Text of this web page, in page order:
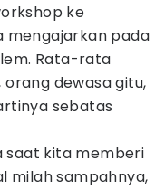
ke
mengajarkan pada
Rata-rata
dewasa gitu,
sebatas
saat kita memberi
milah sampahnya,